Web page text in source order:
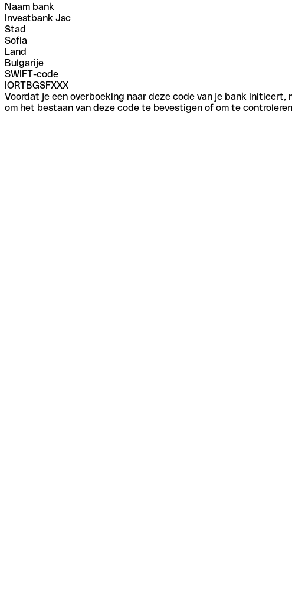
Naam bank
Investbank Jsc
Stad
Sofia
Land
Bulgarije
SWIFT-code
IORTBGSFXXX
Voordat je een overboeking naar deze code van je bank
om het bestaan van deze code te bevestigen of om te